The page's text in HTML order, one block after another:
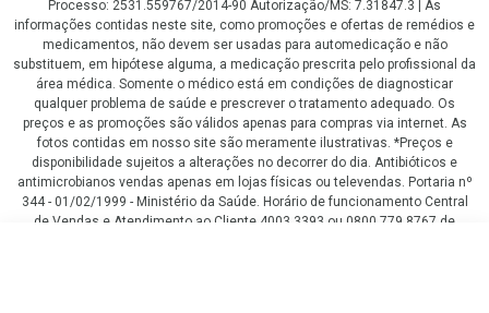
Processo: 2531.559767/2014-90 Autorização/MS: 7.31847.3 | As
informações contidas neste site, como promoções e ofertas de remédios e
medicamentos, não devem ser usadas para automedicação e não
substituem, em hipótese alguma, a medicação prescrita pelo profissional da
área médica. Somente o médico está em condições de diagnosticar
qualquer problema de saúde e prescrever o tratamento adequado. Os
preços e as promoções são válidos apenas para compras via internet. As
fotos contidas em nosso site são meramente ilustrativas. *Preços e
disponibilidade sujeitos a alterações no decorrer do dia. Antibióticos e
antimicrobianos vendas apenas em lojas físicas ou televendas. Portaria nº
344 - 01/02/1999 - Ministério da Saúde. Horário de funcionamento Central
de Vendas e Atendimento ao Cliente 4003 3393 ou 0800 779 8767 de